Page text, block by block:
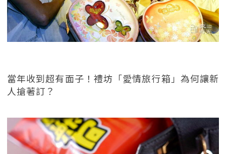
當年收到超有面子！禮坊「愛情旅行箱」為何讓新
人搶著訂？